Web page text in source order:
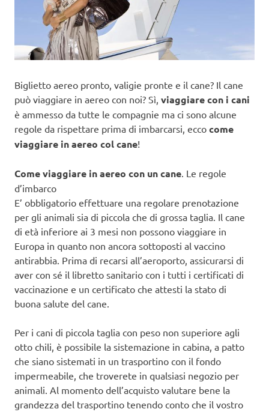
Biglietto aereo pronto, valigie pronte e il cane? Il cane
può viaggiare in aereo con noi? Sì, viaggiare con i cani
è ammesso da tutte le compagnie ma ci sono alcune
regole da rispettare prima di imbarcarsi, ecco come
viaggiare in aereo col cane!
Come viaggiare in aereo con un cane. Le regole
d’imbarco
E’ obbligatorio effettuare una regolare prenotazione
per gli animali sia di piccola che di grossa taglia. Il cane
di età inferiore ai 3 mesi non possono viaggiare in
Europa in quanto non ancora sottoposti al vaccino
antirabbia. Prima di recarsi all’aeroporto, assicurarsi di
aver con sé il libretto sanitario con i tutti i certificati di
vaccinazione e un certificato che attesti la stato di
buona salute del cane.
Per i cani di piccola taglia con peso non superiore agli
otto chili, è possibile la sistemazione in cabina, a patto
che siano sistemati in un trasportino con il fondo
impermeabile, che troverete in qualsiasi negozio per
animali. Al momento dell’acquisto valutare bene la
grandezza del trasportino tenendo conto che il vostro